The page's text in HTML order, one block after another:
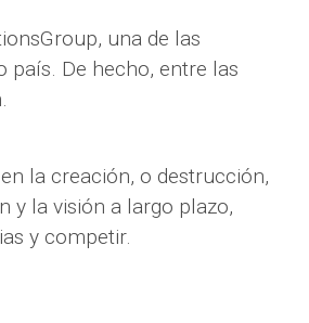
una de las
país. De hecho, entre las
la creación, o destrucción,
y la visión a largo plazo,
y competir.